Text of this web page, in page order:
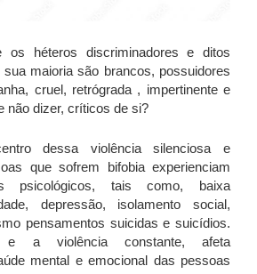
os héteros discriminadores e ditos
maioria são brancos, possuidores
cruel, retrógrada , impertinente e
não dizer, críticos de si?
dessa violência silenciosa e
que sofrem bifobia experienciam
psicológicos, tais como, baixa
depressão, isolamento social,
pensamentos suicidas e suicídios.
e a violência constante, afeta
mental e emocional das pessoas